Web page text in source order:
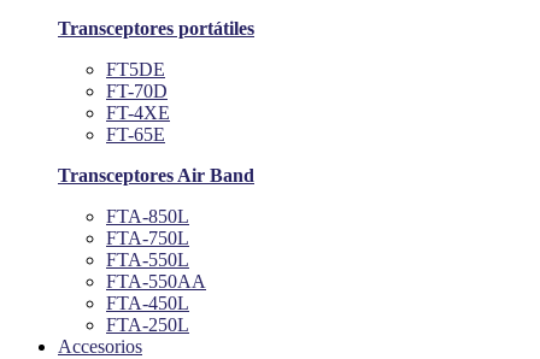
Transceptores portátiles
FT5DE
FT-70D
FT-4XE
FT-65E
Transceptores Air Band
FTA-850L
FTA-750L
FTA-550L
FTA-550AA
FTA-450L
FTA-250L
Accesorios